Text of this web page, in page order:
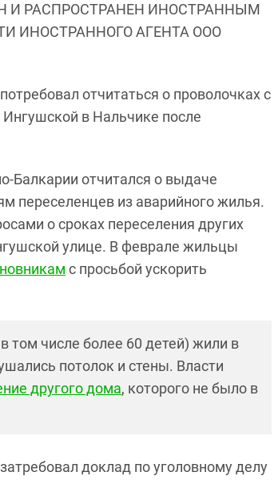
И РАСПРОСТРАНЕН ИНОСТРАННЫМ
ИНОСТРАННОГО АГЕНТА ООО
отчитаться о проволочках с
в Нальчике после
Балкарии отчитался о выдаче
переселенцев из аварийного жилья.
о сроках переселения других
улице. В феврале жильцы
с просьбой ускорить
том числе более 60 детей) жили в
потолок и стены. Власти
другого дома, которого не было в
доклад по уголовному делу